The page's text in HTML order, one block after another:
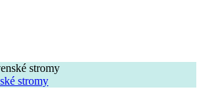
stromy